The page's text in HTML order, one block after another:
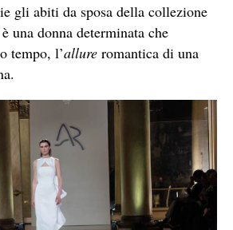
gli abiti da sposa della collezione
una donna determinata che
tempo, l’allure romantica di una